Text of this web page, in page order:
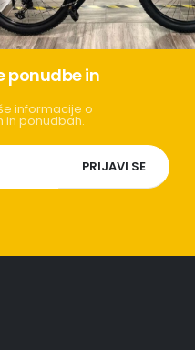
ponudbe in
informacije o
in ponudbah.